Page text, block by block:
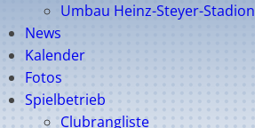
Umbau Heinz-Steyer-Stadion
News
Kalender
Fotos
Spielbetrieb
Clubrangliste